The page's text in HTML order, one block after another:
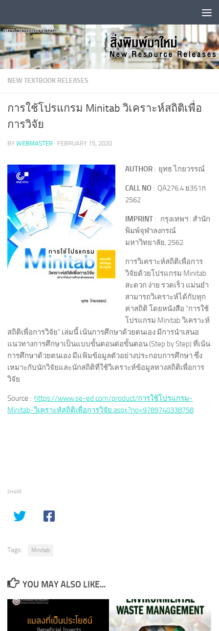
NEW TEXTBOOK RELEASES
การใช้โปรแกรม Minitab วิเคราะห์สถิติเพื่อ
การวิจัย
BY WEBMASTER · FEBRUARY 15, 2020
AUTHOR : ยุทธ ไกยวรรณ์
CALL NO : QA276.4 ย351ก
2562
IMPRINT : กรุงเทพฯ : สำนัก
พิมพ์จุฬาลงกรณ์
มหาวิทยาลัย, 2562
การวิเคราะห์สถิติเพื่อการ
วิจัยด้วยโปรแกรม Minitab
สะดวก ง่าย รวดเร็ว แม่นยำ
สามารถวิเคราะห์ได้กับทุก
ค่าสถิติ โดยหนังสือ “การใช้
โปรแกรม Minitab วิเคราะห์
สถิติเพื่อการวิจัย” เล่มนี้ เน้นการศึกษาด้วยตนเอง มีการนำเสนอ
แนวทางการศึกษาเป็นแบบขั้นตอนต่อขั้นตอน (Step by Step) ที่เน้น
การศึกษาด้วยตนเอง มีแฟ้มข้อมูลตัวอย่างประกอบการศึกษา ซึ่ง
เหมาะกับนักวิจัยและนักสถิติที่ใช้วิเคราะห์ข้อมูลทางสถิติเพื่อการ
วิจัย
Source : https://www.se-ed.com/product/การใช้โปรแกรม-
Minitab-วิเคราะห์สถิติเพื่อการวิจัย.aspx?no=9789740338758
SHARE
Tags: Minitab
YOU MAY ALSO LIKE...